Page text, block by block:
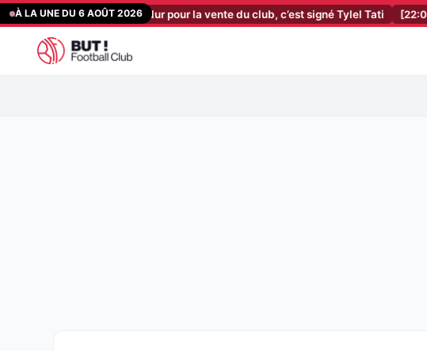
Aller
au
contenu
À LA UNE DU 6 AOÛT 2026
: nouveau coup dur pour la vente du club, c’est signé Tylel Tati [22:00] OM